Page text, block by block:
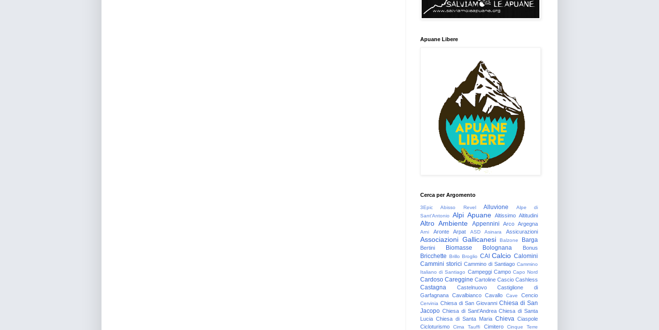
Apuane Libere
Cerca per Argomento
3Epic Abisso Revel Alluvione
Alpe di
Sant'Antonio
Alpi Apuane Altissimo Altitudini
Altro Ambiente Appennini Arco Argegna
Arni Aronte Arpat ASD Asinara Assicurazioni
Associazioni Gallicanesi Balzone Barga
Bertini Biomasse Bolognana Bonus
Bricchette Brillo Broglio CAI Calcio Calomini
Cammini storici Cammino di Santiago Cammino
Italiano di Santiago Campeggi Campo Capo Nord
Cardoso Careggine Cartoline Cascio Cashless
Castagna Castelnuovo
Castiglione di
Garfagnana Cavalbianco Cavallo Cave Cencio
Cervinia Chiesa di San Giovanni Chiesa di San
Jacopo Chiesa di Sant'Andrea Chiesa di Santa
Lucia Chiesa di Santa Maria Chieva Ciaspole
Cicloturismo
Cima Tauffi Cimitero
Cinque Terre